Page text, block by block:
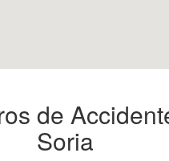
de
Soria